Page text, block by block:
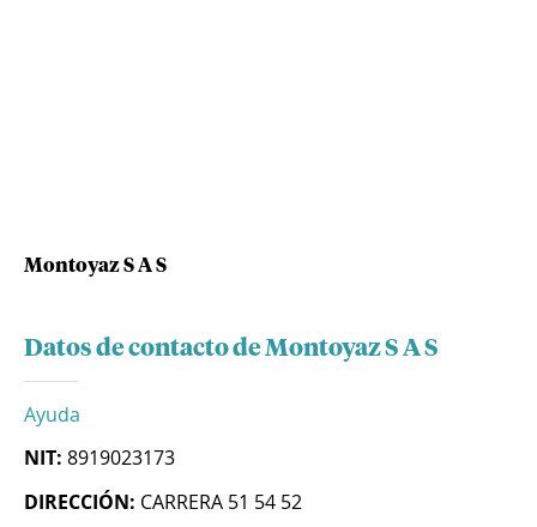
Montoyaz S A S
Datos de contacto de Montoyaz S A S
Ayuda
NIT: 8919023173
DIRECCIÓN: CARRERA 51 54 52